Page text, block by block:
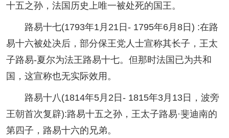
十五之孙，法国历史上唯一被处死的国王。
路易十七(1793年1月21日- 1795年6月8日) :在路
易十六被处决后，部分保王党人士宣称其长子，王太
子路易-夏尔为法王路易十七。但那时法国已为共和
国，这宣称也无实际效用。
路易十八(1814年5月2日- 1815年3月13日，波旁
王朝首次复辟):路易十五之孙，王太子路易·斐迪南的
第四子，路易十六的兄弟。